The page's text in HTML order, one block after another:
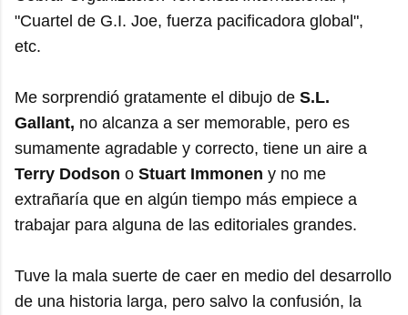
"Cuartel de G.I. Joe, fuerza pacificadora global",
etc.
Me sorprendió gratamente el dibujo de S.L.
Gallant, no alcanza a ser memorable, pero es
sumamente agradable y correcto, tiene un aire a
Terry Dodson o Stuart Immonen y no me
extrañaría que en algún tiempo más empiece a
trabajar para alguna de las editoriales grandes.
Tuve la mala suerte de caer en medio del desarrollo
de una historia larga, pero salvo la confusión, la